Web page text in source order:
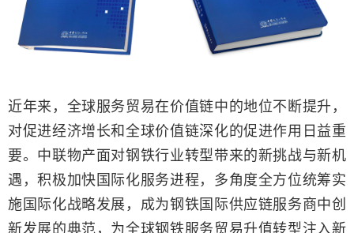
近年来，全球服务贸易在价值链中的地位不断提升，
对促进经济增长和全球价值链深化的促进作用日益重
要。中联物产面对钢铁行业转型带来的新挑战与新机
遇，积极加快国际化服务进程，多角度全方位统筹实
施国际化战略发展，成为钢铁国际供应链服务商中创
新发展的典范，为全球钢铁服务贸易升值转型注入新